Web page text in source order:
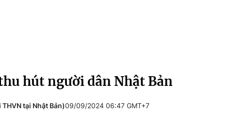
hút người dân Nhật Bản
tại Nhật Bản)09/09/2024 06:47 GMT+7